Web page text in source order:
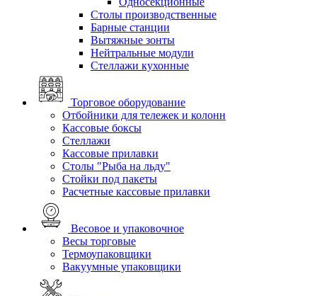
Столы производственные
Барные станции
Вытяжные зонты
Нейтральные модули
Стеллажи кухонные
Торговое оборудование
Отбойники для тележек и колонн
Кассовые боксы
Стеллажи
Кассовые прилавки
Столы "Рыба на льду"
Стойки под пакеты
Расчетные кассовые прилавки
Весовое и упаковочное
Весы торговые
Термоупаковщики
Вакуумные упаковщики